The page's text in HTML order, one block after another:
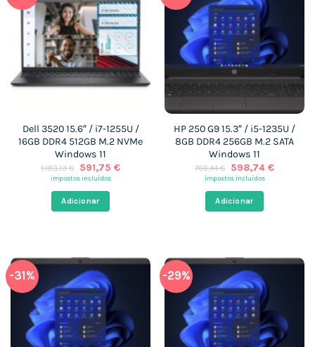
Dell 3520 15.6″ / i7-1255U /
16GB DDR4 512GB M.2 NVMe
Windows 11
1.183,13€
O
preço
era:
1.183,13 €.
591,75 €O
impostos incluídos
Adicionar
HP 250 G9 15.3″ / i5-1235U /
8GB DDR4 256GB M.2 SATA
Windows 11
766,44€
O
preço
era:
766,44 €.
598,74 €O
impostos incluídos
Adicionar
-31% -29%